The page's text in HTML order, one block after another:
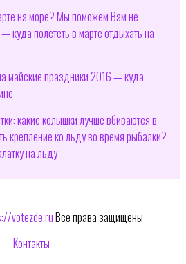
на море? Мы поможем Вам не
куда полететь в марте отдыхать на
майские праздники 2016 — куда
какие колышки лучше вбиваются в
крепление ко льду во время рыбалки?
на льду
votezde.ruВсе права защищены
Контакты